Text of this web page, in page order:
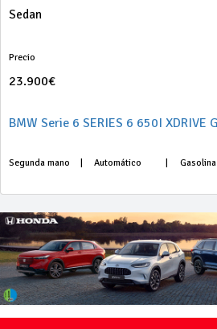
Sedan
Precio
23.900€
BMW Serie 6 SERIES 6 650I XDRIVE
Segunda mano Automático Gasolina